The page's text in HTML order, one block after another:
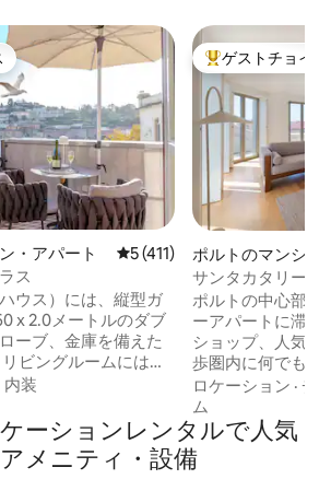
イスです。
・アパート レビュー411件、5つ星中5つ
5 (411)
ス
ウス）には、縦型ガ
x 2.0メートルのダブ
ーブ、金庫を備えた
ビングルームにはソ
ーブルチャンネル、
きミニバーがありま
電子レンジ、冷蔵
コンロ、トースタ
装
大好評のゲスト
ゲストチョイス
ポルトのマンショ
ト
サンタカタリーナ
付き
ポルトの中心部に
ーアパートに滞在
ショップ、人気の
歩圏内に何でもあ
ころにあります。
良いこの寝室2室
洗練されたモダン
ご家族やグループ
す。 ポルトガル
ロケーション ·チ
ム
ーションレンタルで人気
メニティ・設備